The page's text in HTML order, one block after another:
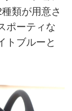
類が用意さ
ポーティな
トブルーと